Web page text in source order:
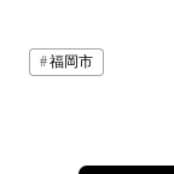
福岡市